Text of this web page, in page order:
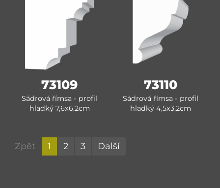
73109
Sádrová římsa - profil
hladký 7,6x6,2cm
73110
Sádrová římsa - profil
hladký 4,5x3,2cm
Zpět 1 2 3 Další